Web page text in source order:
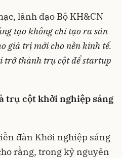
lãnh đạo Bộ KH&CN
tạo không chỉ tạo ra sản
giá trị mới cho nền kinh tế.
trở thành trụ cột để startup
trụ cột khởi nghiệp sáng
đàn Khởi nghiệp sáng
rằng, trong kỷ nguyên